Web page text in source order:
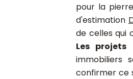
pour la
d'estimation
de celles qui
Les
immobiliers
confirmer ce